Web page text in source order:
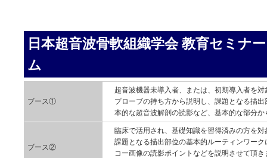
日本超音波骨軟組織学会 教育セミナ
ム
ブース①
超音波機器未導入者、または、初期導入者を
プローブの持ち方から説明し、課題となる描
本的な超音波解剖の読影など、基本的な部分
ブース②
臨床で活用され、基礎知識を習得済みの方を
課題となる描出部位の基本的ルーティンワー
コー画像の読影ポイントなどを説明させて頂き